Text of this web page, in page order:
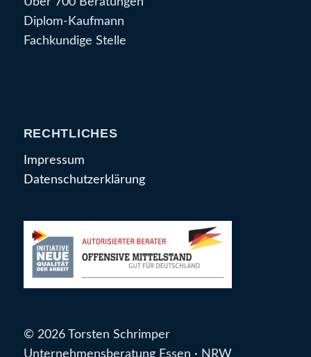
Diplom-Kaufmann
Fachkundige Stelle
RECHTLICHES
Impressum
Datenschutzerklärung
© 2026 Torsten Schrimper
Unternehmensberatung Essen · NRW